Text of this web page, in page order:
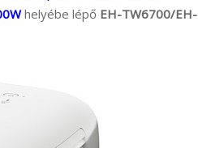
helyébe lépő EH-TW6700/EH-